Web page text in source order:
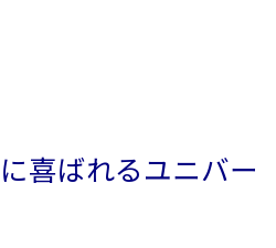
喜ばれるユニバー